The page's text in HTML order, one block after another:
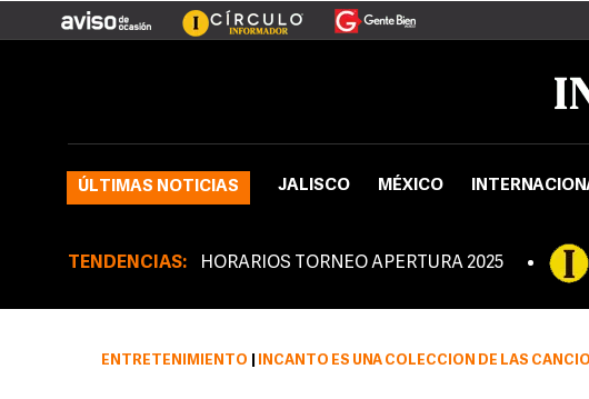
ÚLTIMAS NOTICIAS JALISCO MÉXICO
TENDENCIAS: HORARIOS TORNEO APERTURA 2025
ENTRETENIMIENTO INCANTO ES UNA COLECCIÓN DE LAS